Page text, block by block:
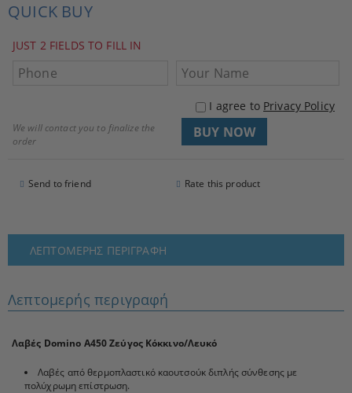
QUICK BUY
JUST 2 FIELDS TO FILL IN
I agree to Privacy Policy
We will contact you to finalize the
order
Send to friend Rate this product
ΛΕΠΤΟΜΕΡΉΣ ΠΕΡΙΓΡΑΦΉ
Λεπτομερής περιγραφή
Λαβές Domino A450 Ζεύγος Κόκκινο/Λευκό
Λαβές από θερμοπλαστικό καουτσούκ διπλής σύνθεσης με
πολύχρωμη επίστρωση.